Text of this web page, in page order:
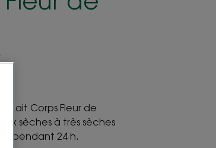
Lait Corps Fleur de
sèches à très sèches
pendant 24 h.